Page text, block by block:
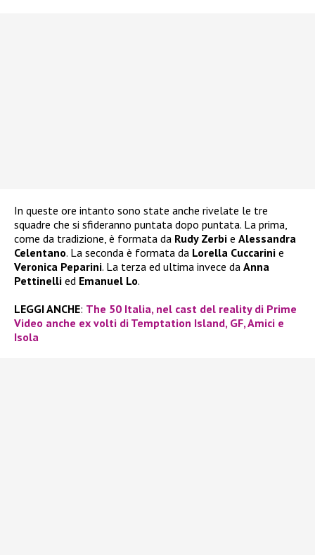
In queste ore intanto sono state anche rivelate le tre
squadre che si sfideranno puntata dopo puntata. La prima,
come da tradizione, è formata da Rudy Zerbi e Alessandra
Celentano. La seconda è formata da Lorella Cuccarini e
Veronica Peparini. La terza ed ultima invece da Anna
Pettinelli ed Emanuel Lo.
LEGGI ANCHE: The 50 Italia, nel cast del reality di Prime
Video anche ex volti di Temptation Island, GF, Amici e
Isola